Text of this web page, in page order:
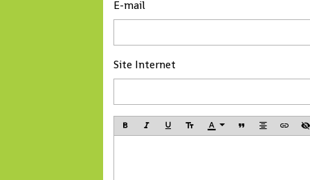
E-mail
Site Internet